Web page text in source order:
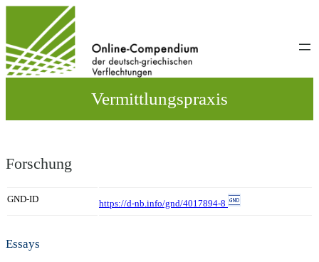
wechseln
Vermittlungspraxis
Forschung
GND-ID https://d-nb.info/gnd/4017894-8
Essays